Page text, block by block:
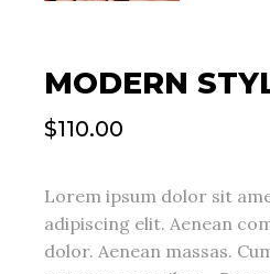
MODERN
$110.00
Lorem ipsum dolor sit
adipiscing elit. Aenean
dolor. Aenean massas.